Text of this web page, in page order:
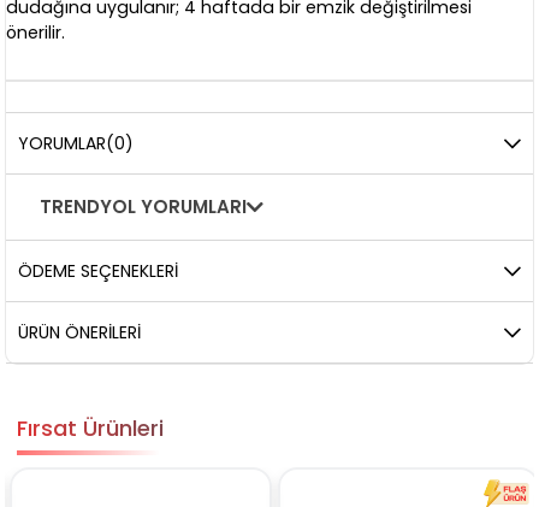
dudağına uygulanır; 4 haftada bir emzik değiştirilmesi
önerilir.
YORUMLAR(0)
TRENDYOL YORUMLARI
ÖDEME SEÇENEKLERI
ÜRÜN ÖNERILERI
Fırsat Ürünleri